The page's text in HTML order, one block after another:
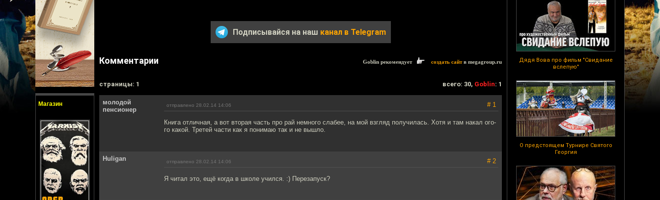
Магазин
Дядя Вова про фильм "Свидание
вслепую"
О предстоящем Турнире Святого
Георгия
Подписывайся на наш канал в Telegram
Комментарии Goblin рекомендует создать сайтв megagroup.ru
cтраницы: 1 всего: 30, Goblin: 1
молодой
пенсионер
отправлено 28.02.14 14:06 # 1
Книга отличная, а вот вторая часть про рай немного слабее, на мой взгляд получилась. Хотя и там накал ого-
го какой. Третей части как я понимаю так и не вышло.
Huligan отправлено 28.02.14 14:06 # 2
Я читал это, ещё когда в школе учился. :) Перезапуск?